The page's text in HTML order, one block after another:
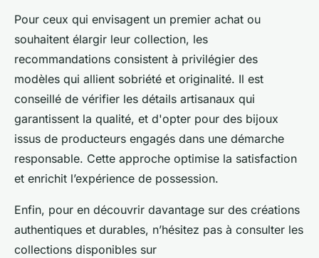
Pour ceux qui envisagent un premier achat ou
souhaitent élargir leur collection, les
recommandations consistent à privilégier des
modèles qui allient sobriété et originalité. Il est
conseillé de vérifier les détails artisanaux qui
garantissent la qualité, et d'opter pour des bijoux
issus de producteurs engagés dans une démarche
responsable. Cette approche optimise la satisfaction
et enrichit l’expérience de possession.
Enfin, pour en découvrir davantage sur des créations
authentiques et durables, n’hésitez pas à consulter les
collections disponibles sur